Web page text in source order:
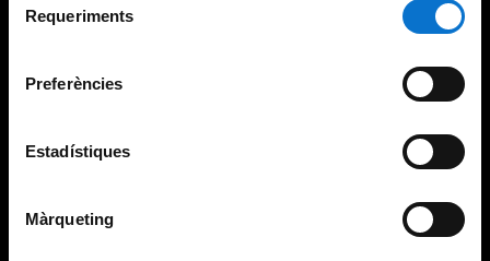
consultar laPolítica de galetes del lloc web de la
Requeriments
Preferències
Estadístiques
Màrqueting